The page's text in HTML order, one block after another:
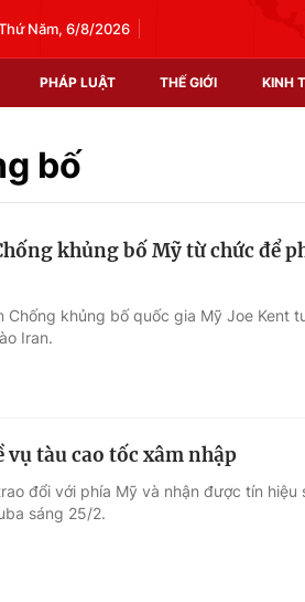
Năm, 6/8/2026
PHÁP LUẬT THẾ GIỚI KINH
Xã hội
Thị trường
bố
khủng bố Mỹ từ chức để
Chống khủng bố quốc gia Mỹ Joe Kent
Iran.
vụ tàu cao tốc xâm nhập
đổi với phía Mỹ và nhận được tín
sáng 25/2.